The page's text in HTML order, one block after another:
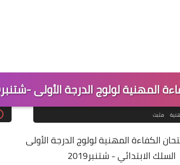
المهنية لولوج الدرجة الأولى -شتنبر2019
مثبت
الكفاءة المهنية لولوج الدرجة الأولى
السلك الابتدائي - شتنبر2019